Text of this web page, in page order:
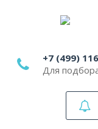
+7 (499)
Для